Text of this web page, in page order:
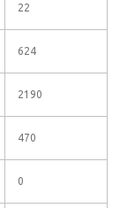
22
624
2190
470
0